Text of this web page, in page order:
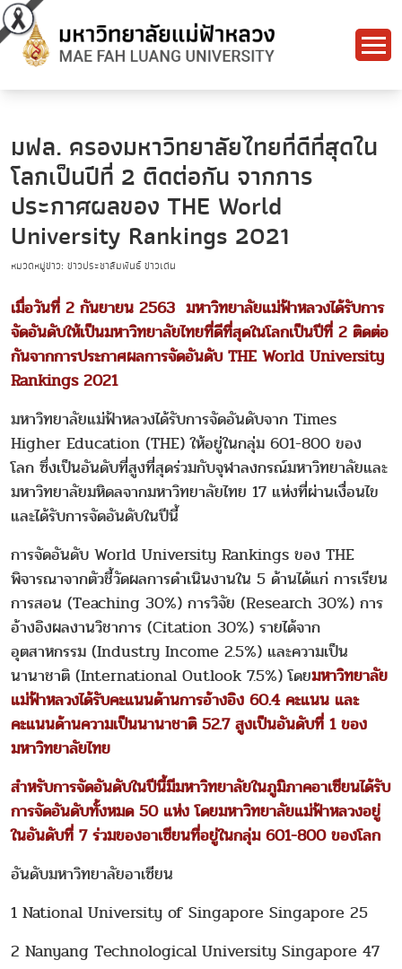
มฟล. ครองมหาวิทยาลัยไทยที่ดีที่สุดใน
โลกเป็นปีที่ 2 ติดต่อกัน จากการ
ประกาศผลของ THE World
University Rankings 2021
หมวดหมู่ข่าว: ข่าวประชาสัมพันธ์ ข่าวเด่น
เมื่อวันที่ 2 กันยายน 2563 มหาวิทยาลัยแม่ฟ้าหลวงได้รับการ
จัดอันดับให้เป็นมหาวิทยาลัยไทยที่ดีที่สุดในโลกเป็นปีที่ 2 ติดต่อ
กันจากการประกาศผลการจัดอันดับ THE World University
Rankings 2021
มหาวิทยาลัยแม่ฟ้าหลวงได้รับการจัดอันดับจาก Times
Higher Education (THE) ให้อยู่ในกลุ่ม 601-800 ของ
โลก ซึ่งเป็นอันดับที่สูงที่สุดร่วมกับจุฬาลงกรณ์มหาวิทยาลัยและ
มหาวิทยาลัยมหิดลจากมหาวิทยาลัยไทย 17 แห่งที่ผ่านเงื่อนไข
และได้รับการจัดอันดับในปีนี้
การจัดอันดับ World University Rankings ของ THE
พิจารณาจากตัวชี้วัดผลการดำเนินงานใน 5 ด้านได้แก่ การเรียน
การสอน (Teaching 30%) การวิจัย (Research 30%) การ
อ้างอิงผลงานวิชาการ (Citation 30%) รายได้จาก
อุตสาหกรรม (Industry Income 2.5%) และความเป็น
นานาชาติ (International Outlook 7.5%) โดยมหาวิทยาลัย
แม่ฟ้าหลวงได้รับคะแนนด้านการอ้างอิง 60.4 คะแนน และ
คะแนนด้านความเป็นนานาชาติ 52.7 สูงเป็นอันดับที่ 1 ของ
มหาวิทยาลัยไทย
สำหรับการจัดอันดับในปีนี้มีมหาวิทยาลัยในภูมิภาคอาเซียนได้รับ
การจัดอันดับทั้งหมด 50 แห่ง โดยมหาวิทยาลัยแม่ฟ้าหลวงอยู่
ในอันดับที่ 7 ร่วมของอาเซียนที่อยู่ในกลุ่ม 601-800 ของโลก
อันดับมหาวิทยาลัยอาเซียน
1 National University of Singapore Singapore 25
2 Nanyang Technological University Singapore 47